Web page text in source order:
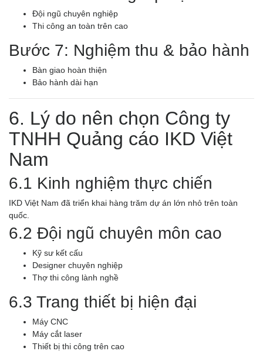
Đội ngũ chuyên nghiệp
Thi công an toàn trên cao
Bước 7: Nghiệm thu & bảo hành
Bàn giao hoàn thiện
Bảo hành dài hạn
6. Lý do nên chọn Công ty
TNHH Quảng cáo IKD Việt
Nam
6.1 Kinh nghiệm thực chiến
IKD Việt Nam đã triển khai hàng trăm dự án lớn nhỏ trên toàn
quốc.
6.2 Đội ngũ chuyên môn cao
Kỹ sư kết cấu
Designer chuyên nghiệp
Thợ thi công lành nghề
6.3 Trang thiết bị hiện đại
Máy CNC
Máy cắt laser
Thiết bị thi công trên cao